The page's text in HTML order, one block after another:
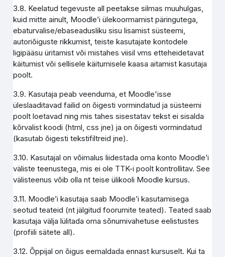
3.8. Keelatud tegevuste all peetakse silmas muuhulgas,
kuid mitte ainult, Moodle’i ülekoormamist päringutega,
ebaturvalise/ebaseadusliku sisu lisamist süsteemi,
autoriõiguste rikkumist, teiste kasutajate kontodele
ligipääsu üritamist või mistahes viisil vms etteheidetavat
käitumist või sellisele käitumisele kaasa aitamist kasutaja
poolt.
3.9. Kasutaja peab veenduma, et Moodle'isse
üleslaaditavad failid on õigesti vormindatud ja süsteemi
poolt loetavad ning mis tahes sisestatav tekst ei sisalda
kõrvalist koodi (html, css jne) ja on õigesti vormindatud
(kasutab õigesti tekstifiltreid jne).
3.10. Kasutajal on võimalus liidestada oma konto Moodle’i
väliste teenustega, mis ei ole TTK-i poolt kontrollitav. See
välisteenus võib olla nt teise ülikooli Moodle kursus.
3.11. Moodle’i kasutaja saab Moodle’i kasutamisega
seotud teateid (nt jälgitud foorumite teated). Teated saab
kasutaja välja lülitada oma sõnumivahetuse eelistustes
(profiili sätete all).
3.12. Õppijal on õigus eemaldada ennast kursuselt. Kui ta